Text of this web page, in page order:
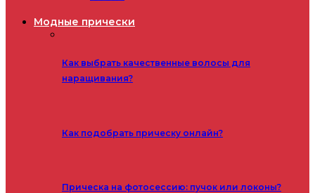
Модные прически
Как выбрать качественные волосы для
наращивания?
Как подобрать прическу онлайн?
Прическа на фотосессию: пучок или локоны?